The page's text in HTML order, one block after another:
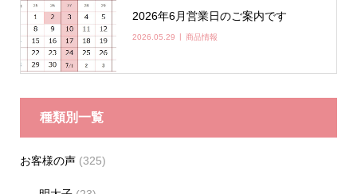
2026年6月営業日のご案内です
2026.05.29 商品情報
種類別一覧
お客様の声(325)